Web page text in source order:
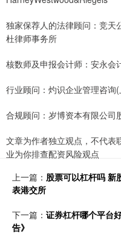
独家保荐人的法律顾问：竞天
杜律师事务所
核数师及申报会计师：安永会
行业顾问：灼识企业管理咨询
合规顾问：岁博资本有限公司
文章为作者独立观点，不代表
业为你排查配资风险观点
上一篇： 股票可以杠杆吗 新
表港交所
下一篇： 证券杠杆哪个平台
告》